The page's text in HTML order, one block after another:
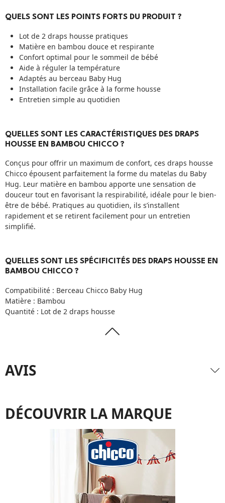
QUELS SONT LES POINTS FORTS DU PRODUIT ?
Lot de 2 draps housse pratiques
Matière en bambou douce et respirante
Confort optimal pour le sommeil de bébé
Aide à réguler la température
Adaptés au berceau Baby Hug
Installation facile grâce à la forme housse
Entretien simple au quotidien
QUELLES SONT LES CARACTÉRISTIQUES DES DRAPS
HOUSSE EN BAMBOU CHICCO ?
Conçus pour offrir un maximum de confort, ces draps housse
Chicco épousent parfaitement la forme du matelas du Baby
Hug. Leur matière en bambou apporte une sensation de
douceur tout en favorisant la respirabilité, idéale pour le bien-
être de bébé. Pratiques au quotidien, ils s’installent
rapidement et se retirent facilement pour un entretien
simplifié.
QUELLES SONT LES SPÉCIFICITÉS DES DRAPS HOUSSE EN
BAMBOU CHICCO ?
Compatibilité : Berceau Chicco Baby Hug
Matière : Bambou
Quantité : Lot de 2 draps housse
AVIS
DÉCOUVRIR LA MARQUE